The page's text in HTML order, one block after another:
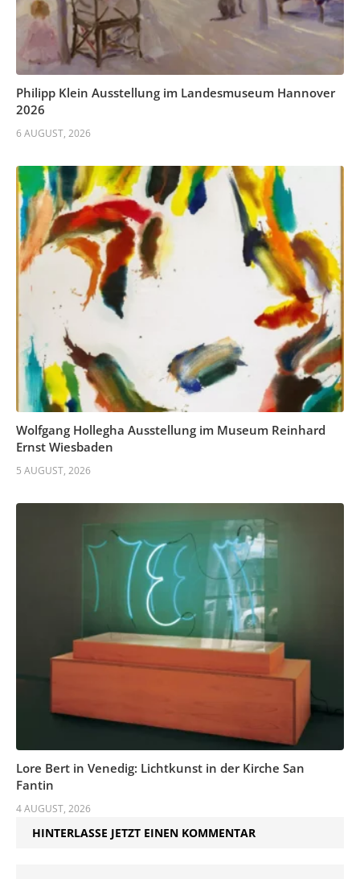
Philipp Klein Ausstellung im Landesmuseum Hannover
2026
6 AUGUST, 2026
Wolfgang Hollegha Ausstellung im Museum Reinhard
Ernst Wiesbaden
5 AUGUST, 2026
Lore Bert in Venedig: Lichtkunst in der Kirche San
Fantin
4 AUGUST, 2026
HINTERLASSE JETZT EINEN KOMMENTAR